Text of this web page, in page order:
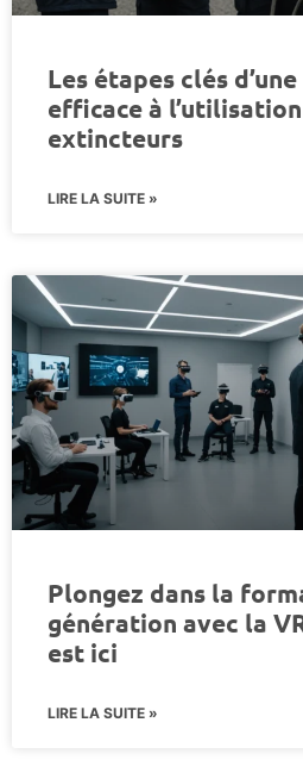
Les étapes clés
efficace à
extincteurs
LIRE LA SUITE »
Plongez dans la
génération avec la
est ici
LIRE LA SUITE »